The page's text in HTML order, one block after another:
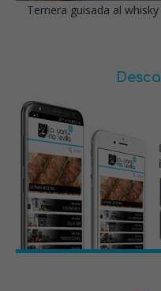
Ternera guisada al whisky